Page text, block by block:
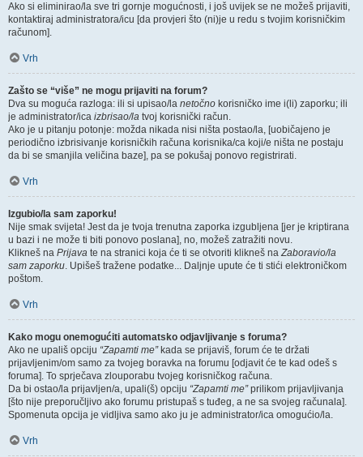
Ako si eliminirao/la sve tri gornje mogućnosti, i još uvijek se ne možeš prijaviti,
kontaktiraj administratora/icu [da provjeri što (ni)je u redu s tvojim korisničkim
računom].
Vrh
Zašto se “više” ne mogu prijaviti na forum?
Dva su moguća razloga: ili si upisao/la netočno korisničko ime i(li) zaporku; ili
je administrator/ica izbrisao/la tvoj korisnički račun.
Ako je u pitanju potonje: možda nikada nisi ništa postao/la, [uobičajeno je
periodično izbrisivanje korisničkih računa korisnika/ca koji/e ništa ne postaju
da bi se smanjila veličina baze], pa se pokušaj ponovo registrirati.
Vrh
Izgubio/la sam zaporku!
Nije smak svijeta! Jest da je tvoja trenutna zaporka izgubljena [jer je kriptirana
u bazi i ne može ti biti ponovo poslana], no, možeš zatražiti novu.
Klikneš na Prijava te na stranici koja će ti se otvoriti klikneš naZaboravio/la
sam zaporku. Upišeš tražene podatke... Daljnje upute će ti stići elektroničkom
poštom.
Vrh
Kako mogu onemogućiti automatsko odjavljivanje s foruma?
Ako ne upališ opciju “Zapamti me”kada se prijaviš, forum će te držati
prijavljenim/om samo za tvojeg boravka na forumu [odjavit će te kad odeš s
foruma]. To sprječava zlouporabu tvojeg korisničkog računa.
Da bi ostao/la prijavljen/a, upali(š) opciju “Zapamti me”prilikom prijavljivanja
[što nije preporučljivo ako forumu pristupaš s tuđeg, a ne sa svojeg računala].
Spomenuta opcija je vidljiva samo ako ju je administrator/ica omogućio/la.
Vrh